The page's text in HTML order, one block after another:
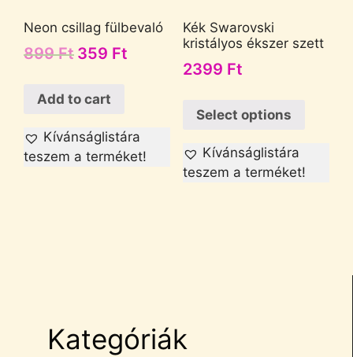
Neon csillag fülbevaló
899Ft 359 Ft
Add to cart
Kívánságlistára
teszem a terméket!
Kék Swarovski
kristályos ékszer szett
2399 Ft
Select options
Kívánságlistára
teszem a terméket!
Kategóriák